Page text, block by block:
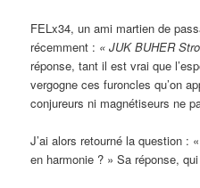
FELx34, un ami martien de
récemment : « JUK BUHER
réponse, tant il est vrai que
vergogne ces furoncles qu’on
conjureurs ni magnétiseurs ne
J’ai alors retourné la question :
en harmonie ? » Sa réponse,